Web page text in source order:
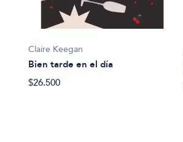
Claire Keegan
Bien tarde en el día
$26.500